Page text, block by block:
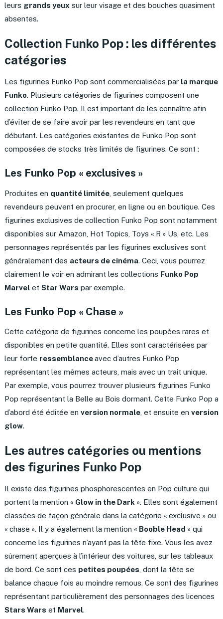
leurs grands yeux sur leur visage et des bouches quasiment
absentes.
Collection Funko Pop : les différentes
catégories
Les figurines Funko Pop sont commercialisées par la marque
Funko. Plusieurs catégories de figurines composent une
collection Funko Pop. Il est important de les connaître afin
d’éviter de se faire avoir par les revendeurs en tant que
débutant. Les catégories existantes de Funko Pop sont
composées de stocks très limités de figurines. Ce sont :
Les Funko Pop « exclusives »
Produites en quantité limitée, seulement quelques
revendeurs peuvent en procurer, en ligne ou en boutique. Ces
figurines exclusives de collection Funko Pop sont notamment
disponibles sur Amazon, Hot Topics, Toys « R » Us, etc. Les
personnages représentés par les figurines exclusives sont
généralement des acteurs de cinéma. Ceci, vous pourrez
clairement le voir en admirant les collections Funko Pop
Marvelet Star Wars par exemple.
Les Funko Pop « Chase »
Cette catégorie de figurines concerne les poupées rares et
disponibles en petite quantité. Elles sont caractérisées par
leur forte ressemblanceavec d’autres Funko Pop
représentant les mêmes acteurs, mais avec un trait unique.
Par exemple, vous pourrez trouver plusieurs figurines Funko
Pop représentant la Belle au Bois dormant. Cette Funko Pop a
d’abord été éditée en version normale, et ensuite en version
glow.
Les autres catégories ou mentions
des figurines Funko Pop
Il existe des figurines phosphorescentes en Pop culture qui
portent la mention « Glow in the Dark ». Elles sont également
classées de façon générale dans la catégorie « exclusive » ou
« chase ». Il y a également la mention « Booble Head » qui
concerne les figurines n’ayant pas la tête fixe. Vous les avez
sûrement aperçues à l’intérieur des voitures, sur les tableaux
de bord. Ce sont ces petites poupées , dont la tête se
balance chaque fois au moindre remous. Ce sont des figurines
représentant particulièrement des personnages des licences
Stars Wars et Marvel.